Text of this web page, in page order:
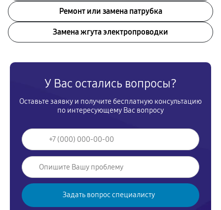
Ремонт или замена патрубка
Замена жгута электропроводки
У Вас остались вопросы?
Оставьте заявку и получите бесплатную консультацию
по интересующему Вас вопросу